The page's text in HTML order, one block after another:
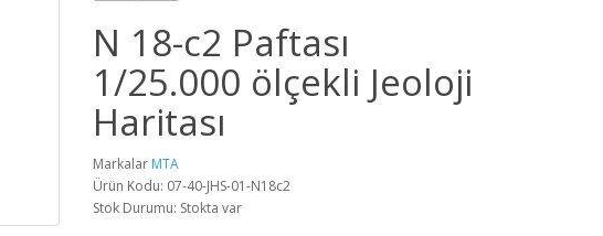
N 18-c2 Paftası
1/25.000 ölçekli Jeoloji
Haritası
Markalar MTA
Ürün Kodu: 07-40-JHS-01-N18c2
Stok Durumu: Stokta var